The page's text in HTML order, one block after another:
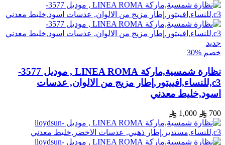
جديد
خصم %30
نظارة شمسية,ماركة LINEA ROMA , موديل 3577-
c3,للنساء,افييتور,إطار مزيج من الالوان, عدسات
اسود,خليط معدني
700
1,000